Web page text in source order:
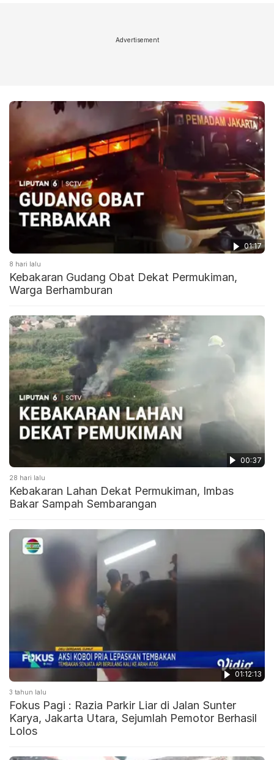
Advertisement
01:17
8 hari lalu
Kebakaran Gudang Obat Dekat Permukiman,
Warga Berhamburan
00:37
28 hari lalu
Kebakaran Lahan Dekat Permukiman, Imbas
Bakar Sampah Sembarangan
01:12:13
3 tahun lalu
Fokus Pagi : Razia Parkir Liar di Jalan Sunter
Karya, Jakarta Utara, Sejumlah Pemotor Berhasil
Lolos